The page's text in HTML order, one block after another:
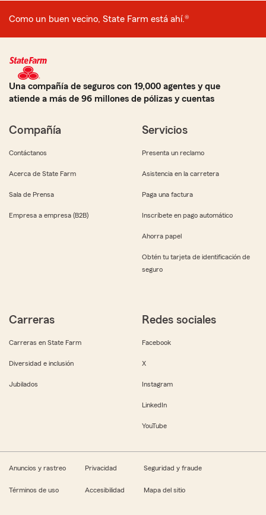
Como un buen vecino, State Farm está ahí.®
Una compañía de seguros con 19,000 agentes y que
atiende a más de 96 millones de pólizas y cuentas
Compañía
Contáctanos
Acerca de State Farm
Sala de Prensa
Empresa a empresa (B2B)
Servicios
Presenta un reclamo
Asistencia en la carretera
Paga una factura
Inscríbete en pago automático
Ahorra papel
Obtén tu tarjeta de identificación de
seguro
Carreras
Carreras en State Farm
Diversidad e inclusión
Jubilados
Redes sociales
Facebook
X
Instagram
LinkedIn
YouTube
Anuncios y rastreo Privacidad Seguridad y fraude
Términos de uso Accesibilidad Mapa del sitio